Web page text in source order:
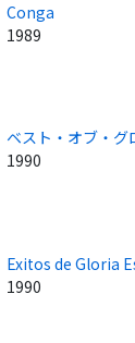
Conga
1989
ベスト・オブ・グ
1990
Exitos de Gloria
1990